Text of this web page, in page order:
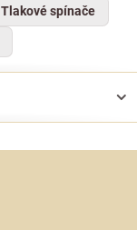
Tlakové spínače